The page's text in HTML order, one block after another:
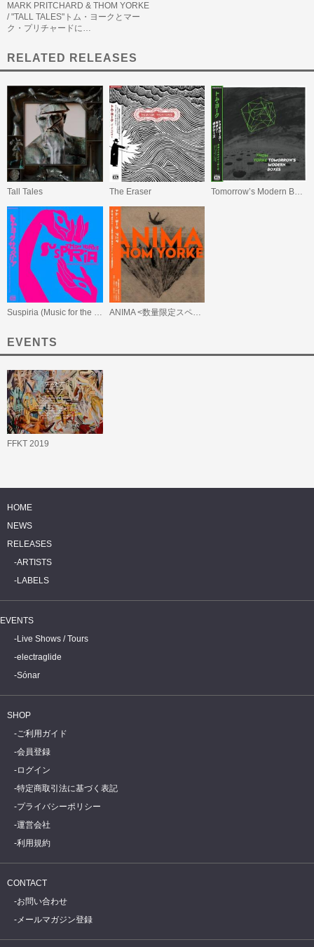
MARK PRITCHARD & THOM YORKE
/ "TALL TALES"トム・ヨークとマー
ク・プリチャードに…
RELATED RELEASES
Tall Tales The Eraser
Suspiria (Music for the Luca Guadagnino Film) ANIMA <数量限定スペシャル・プライス盤>
EVENTS
FFKT 2019
HOME
NEWS
RELEASES
ARTISTS
LABELS
EVENTS
Live Shows / Tours
electraglide
Sónar
SHOP
ご利用ガイド
会員登録
ログイン
特定商取引法に基づく表記
プライバシーポリシー
運営会社
利用規約
CONTACT
お問い合わせ
メールマガジン登録